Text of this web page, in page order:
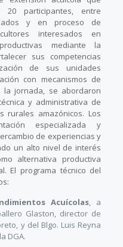
participantes, entre
y en proceso de
interesados en
mediante la
sus competencias
de sus unidades
con mecanismos de
la jornada, se abordaron
y administrativa de
rurales amazónicos. Los
especializada y
de experiencias y
un alto nivel de interés
alternativa productiva
El programa técnico del
Acuícolas, a
Glaston, director de
y del Blgo. Luis Reyna
DGA.